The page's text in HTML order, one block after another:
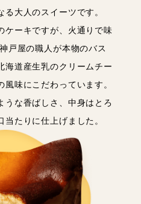
大人のスイーツです。
ケーキですが、火通りで味
戸屋の職人が本物のバス
海道産生乳のクリームチー
味にこだわっています。
うな香ばしさ、中身はとろ
たりに仕上げました。